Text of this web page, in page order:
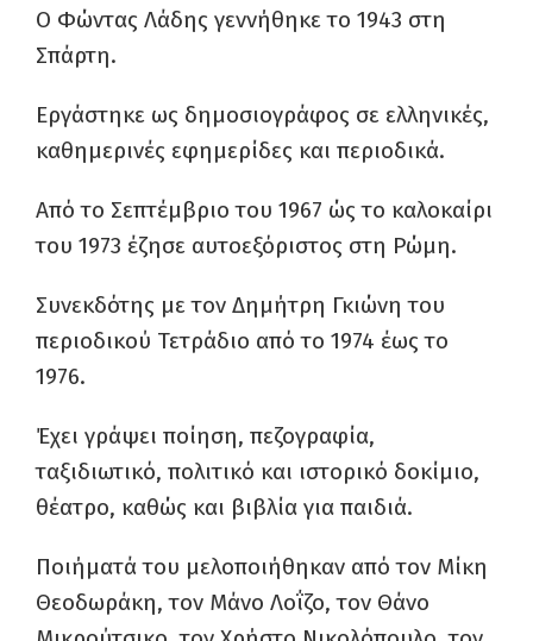
Ο Φώντας Λάδης γεννήθηκε το 1943 στη
Σπάρτη.
Εργάστηκε ως δημοσιογράφος σε ελληνικές,
καθημερινές εφημερίδες και περιοδικά.
Από το Σεπτέμβριο του 1967 ώς το καλοκαίρι
του 1973 έζησε αυτοεξόριστος στη Ρώμη.
Συνεκδότης με τον Δημήτρη Γκιώνη του
περιοδικού Τετράδιο από το 1974 έως το
1976.
Έχει γράψει ποίηση, πεζογραφία,
ταξιδιωτικό, πολιτικό και ιστορικό δοκίμιο,
θέατρο, καθώς και βιβλία για παιδιά.
Ποιήματά του μελοποιήθηκαν από τον Μίκη
Θεοδωράκη, τον Μάνο Λοΐζο, τον Θάνο